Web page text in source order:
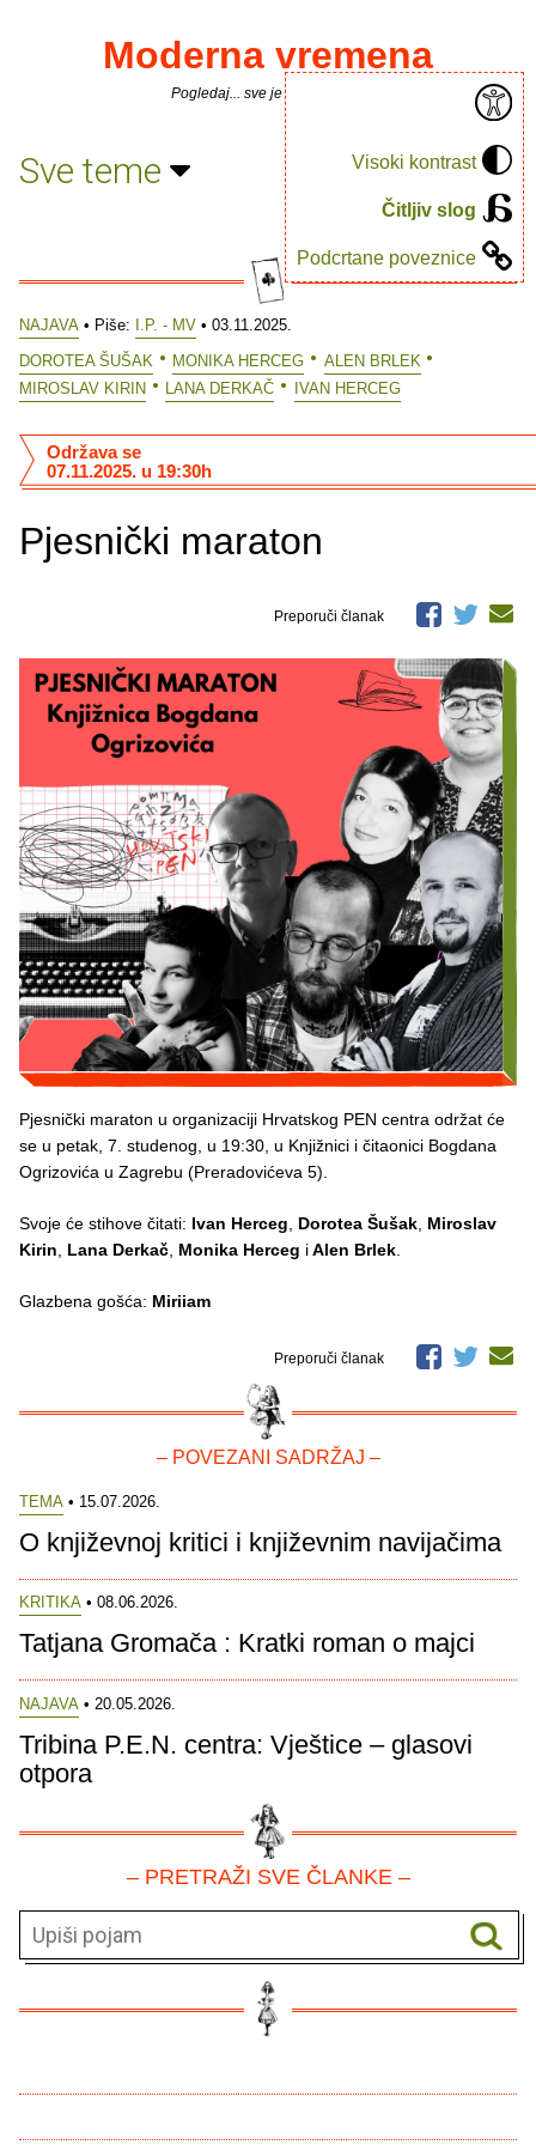
Visoki kontrast
Čitljiv slog
Podcrtane poveznice
Moderna vremena
Pogledaj... sve je puno knjiga.
Sve teme
NAJAVA • Piše: I.P. - MV • 03.11.2025.
DOROTEA ŠUŠAK
MONIKA HERCEG
ALEN BRLEK
MIROSLAV KIRIN
LANA DERKAČ IVAN HERCEG
Pjesnički maraton
Održava se
07.11.2025. u 19:30h
Preporuči članak
Pjesnički maraton u organizaciji Hrvatskog PEN centra održat će
se u petak, 7. studenog, u 19:30, u Knjižnici i čitaonici Bogdana
Ogrizovića u Zagrebu (Preradovićeva 5).
Svoje će stihove čitati: Ivan Herceg Dorotea Šušak Miroslav
Kirin
Lana Derkač Monika Herceg iAlen Brlek
Glazbena gošća: Miriiam
Preporuči članak
– POVEZANI SADRŽAJ –
TEMA • 15.07.2026.
O književnoj kritici i književnim navijačima
KRITIKA • 08.06.2026.
Tatjana Gromača : Kratki roman o majci
NAJAVA • 20.05.2026.
Tribina P.E.N. centra: Vještice – glasovi
otpora
– PRETRAŽI SVE ČLANKE –